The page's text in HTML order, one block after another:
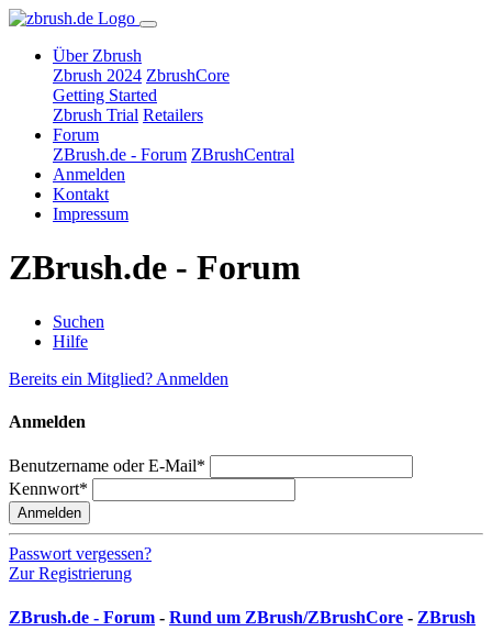
Über Zbrush
Zbrush 2024 ZbrushCore
Getting Started
Zbrush Trial Retailers
Forum
ZBrush.de - Forum ZBrushCentral
Anmelden
Kontakt
Impressum
ZBrush.de - Forum
Suchen
Hilfe
Bereits ein Mitglied? Anmelden
Anmelden
Benutzername oder E-Mail*
Kennwort*
Anmelden
Passwort vergessen?
Zur Registrierung
ZBrush.de - Forum - Rund um ZBrush/ZBrushCore - ZBrush